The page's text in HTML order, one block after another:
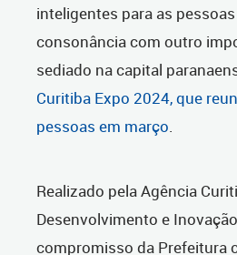
inteligentes para as
consonância com outro
sediado na capital
Curitiba Expo 2024, que
pessoas em março.
Realizado pela Agência
Desenvolvimento e
compromisso da Prefeitura